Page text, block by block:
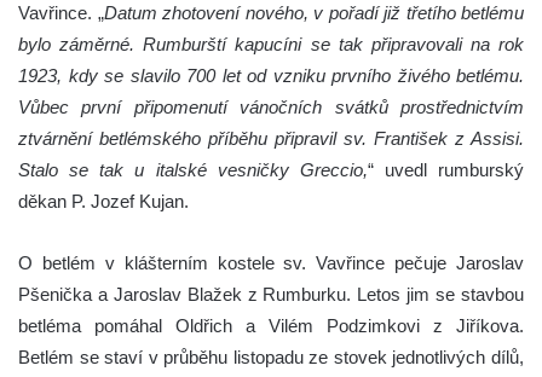
Vavřince. „Datum zhotovení nového, v pořadí již třetího betlému
bylo záměrné. Rumburští kapucíni se tak připravovali na rok
1923, kdy se slavilo 700 let od vzniku prvního živého betlému.
Vůbec první připomenutí vánočních svátků prostřednictvím
ztvárnění betlémského příběhu připravil sv. František z Assisi.
Stalo se tak u italské vesničky Greccio,“ uvedl rumburský
děkan P. Jozef Kujan.
O betlém v klášterním kostele sv. Vavřince pečuje Jaroslav
Pšenička a Jaroslav Blažek z Rumburku. Letos jim se stavbou
betléma pomáhal Oldřich a Vilém Podzimkovi z Jiříkova.
Betlém se staví v průběhu listopadu ze stovek jednotlivých dílů,